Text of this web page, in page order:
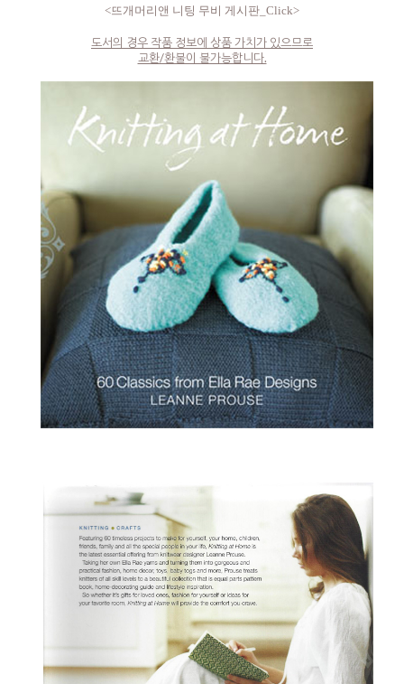
<뜨개머리앤 니팅 무비 게시판_Click>
도서의 경우 작품 정보에 상품 가치가 있으므로
교환/환불이 불가능합니다.